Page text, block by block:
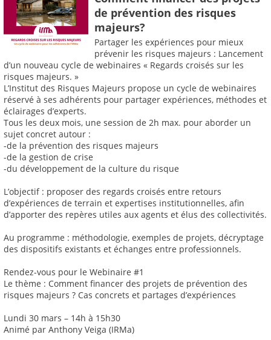
de prévention des risques
majeurs?
Partager les expériences pour mieux
prévenir les risques majeurs : Lancement
d’un nouveau cycle de webinaires « Regards croisés sur les
risques majeurs. »
L’Institut des Risques Majeurs propose un cycle de webinaires
réservé à ses adhérents pour partager expériences, méthodes et
éclairages d’experts.
Tous les deux mois, une session de 2h max. pour aborder un
sujet concret autour :
-de la prévention des risques majeurs
-de la gestion de crise
-du développement de la culture du risque
L’objectif : proposer des regards croisés entre retours
d’expériences de terrain et expertises institutionnelles, afin
d’apporter des repères utiles aux agents et élus des collectivités.
Au programme : méthodologie, exemples de projets, décryptage
des dispositifs existants et échanges entre professionnels.
Rendez-vous pour le Webinaire #1
Le thème : Comment financer des projets de prévention des
risques majeurs ? Cas concrets et partages d’expériences
Lundi 30 mars – 14h à 15h30
Animé par Anthony Veiga (IRMa)